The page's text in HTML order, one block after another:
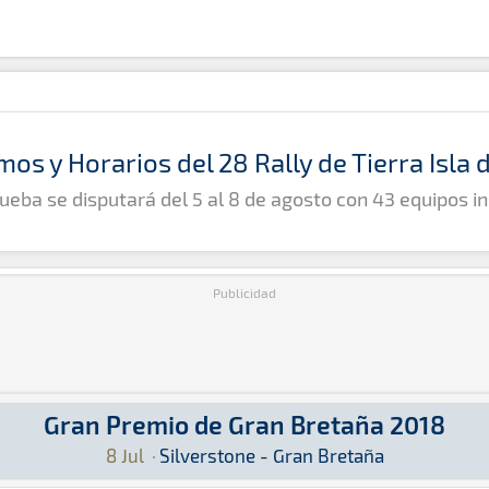
y Horarios del 28 Rally de Tierra Isla
se disputará del 5 al 8 de agosto con 43 equipos
Publicidad
Gran Premio de Gran Bretaña 2018
8 Jul · Silverstone - Gran Bretaña
2018: Aquí podrás encontrar toda la
- Gran Bretaña